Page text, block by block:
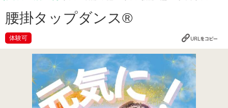
腰掛タップダンス®
体験可